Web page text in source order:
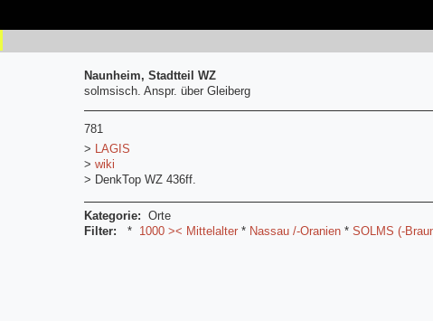
Naunheim, Stadtteil WZ
solmsisch. Anspr. über Gleiberg
781
> LAGIS
> wiki
> DenkTop WZ 436ff.
Kategorie: Orte
Filter:
* 1000 >< Mittelalter * Nassau /-Oranien * SOLMS (-